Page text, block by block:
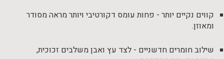
קווים נקיים יותר - פחות עומס דקורטיבי ויותר מראה מסודר
ומאוזן.
שילוב חומרים חדשניים - לצד עץ ואבן משלבים זכוכית,